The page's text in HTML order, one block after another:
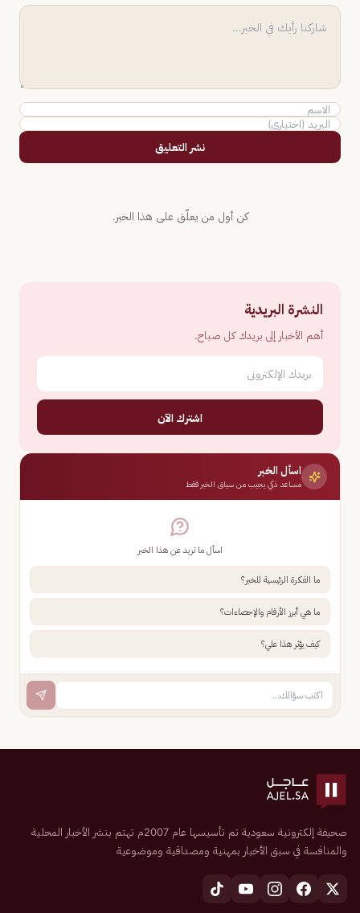
نشر التعليق
كن أول من يعلّق على هذا الخبر.
النشرة البريدية
أهم الأخبار إلى بريدك كل صباح.
اشترك الآن
اسأل الخبر
مساعد ذكي يجيب من سياق الخبر فقط
اسأل ما تريد عن هذا الخبر
ما الفكرة الرئيسية للخبر؟
ما هي أبرز الأرقام والإحصاءات؟
كيف يؤثر هذا علي؟
صحيفة إلكترونية سعودية تم تأسيسها عام 2007م تهتم بنشر الأخبار المحلية
والمنافسة في سبق الأخبار بمهنية ومصداقية وموضوعية